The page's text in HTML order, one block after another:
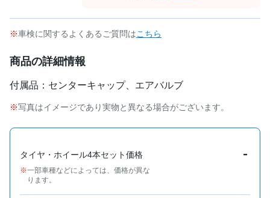
車検に関するよくあるご質問はこちら
商品の詳細情報
付属品：センターキャップ、エアバルブ
写真はイメージであり実物と異なる場合がございます。
タイヤ・ホイール4本セット価格
一部車種などによっては、価格が異な
ります。
-